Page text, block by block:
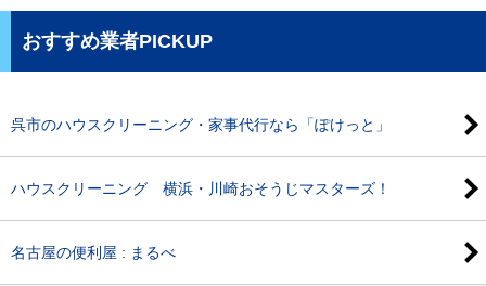
おすすめ業者PICKUP
呉市のハウスクリーニング・家事代行なら「ぽけっと」
ハウスクリーニング 横浜・川崎おそうじマスターズ！
名古屋の便利屋 : まるべ